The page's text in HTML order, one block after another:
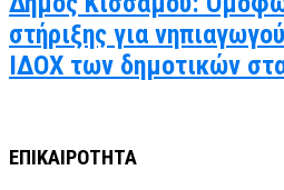
στήριξης για
ΙΔΟΧ των δημοτικών
ΕΠΙΚΑΙΡΟΤΗΤΑ